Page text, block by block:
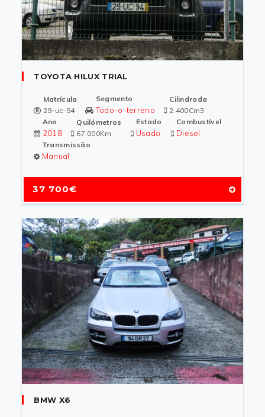
TOYOTA HILUX TRIAL
Matrícula
29-uc-94
Segmento
Todo-o-terreno
Cilindrada
2.400Cm3
Ano
2018
Quilómetros
67.000Km
Estado
Usado
Combustível
Diesel
Transmissão
Manual
37 700€
BMW X6